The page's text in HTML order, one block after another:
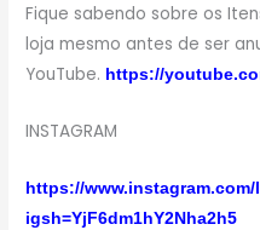
Fique sabendo sobre os
loja mesmo antes de ser
YouTube. https://
INSTAGRAM
https://
igsh=YjF6dm1hY2Nha2h5